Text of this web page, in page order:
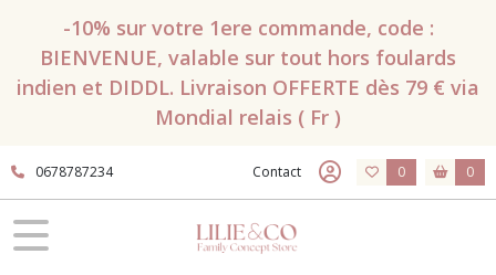
-10% sur votre 1ere commande, code :
BIENVENUE, valable sur tout hors foulards
indien et DIDDL. Livraison OFFERTE dès 79 € via
Mondial relais ( Fr )
0678787234 Contact 0 0